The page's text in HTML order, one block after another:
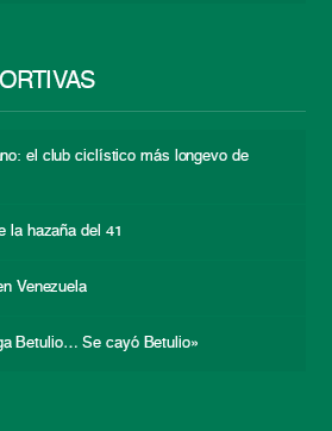
el club ciclístico más longevo de
la hazaña del 41
Venezuela
Betulio… Se cayó Betulio»